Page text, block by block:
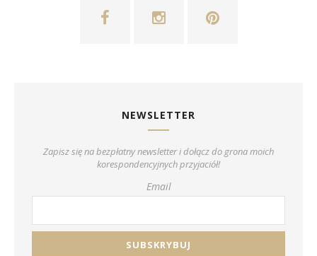
NEWSLETTER
Zapisz się na bezpłatny newsletter i dołącz do grona moich
korespondencyjnych przyjaciół!
Email